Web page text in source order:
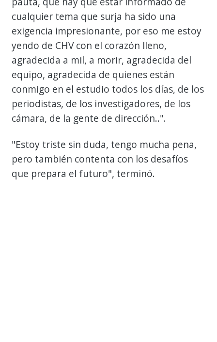
cualquier tema que surja ha sido una
exigencia impresionante, por eso me estoy
yendo de CHV con el corazón lleno,
agradecida a mil, a morir, agradecida del
equipo, agradecida de quienes están
conmigo en el estudio todos los días, de los
periodistas, de los investigadores, de los
cámara, de la gente de dirección..".
"Estoy triste sin duda, tengo mucha pena,
pero también contenta con los desafíos
que prepara el futuro", terminó.